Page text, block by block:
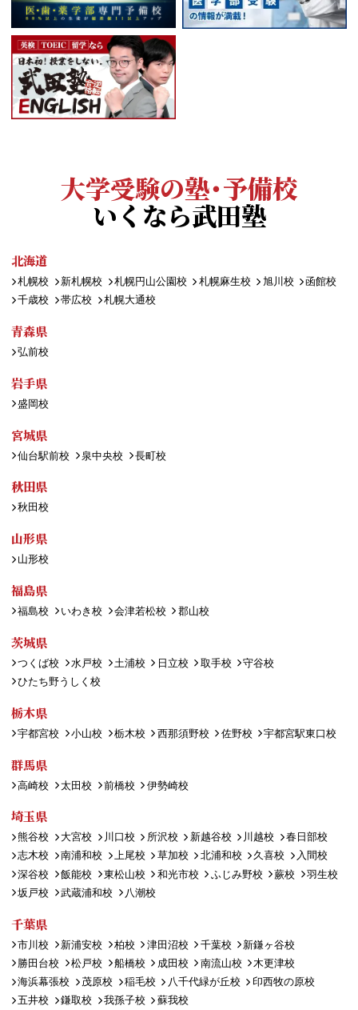
大学受験の塾・予備校
いくなら武田塾
北海道
札幌校 新札幌校 札幌円山公園校 札幌麻生校 旭川校
函館校
千歳校
帯広校 札幌大通校
青森県
弘前校
岩手県
盛岡校
宮城県
仙台駅前校 泉中央校 長町校
秋田県
秋田校
山形県
山形校
福島県
福島校 いわき校 会津若松校 郡山校
茨城県
つくば校 水戸校 土浦校 日立校 取手校
守谷校
ひたち野うしく校
栃木県
宇都宮校 小山校 栃木校 西那須野校 佐野校 宇都宮駅東口校
群馬県
高崎校 太田校 前橋校 伊勢崎校
埼玉県
熊谷校 大宮校 川口校 所沢校 新越谷校 川越校
春日部校
志木校
南浦和校 上尾校 草加校 北浦和校 久喜校
入間校
深谷校
飯能校 東松山校 和光市校 ふじみ野校 蕨校
羽生校
坂戸校
武蔵浦和校 八潮校
千葉県
市川校 新浦安校 柏校 津田沼校 千葉校
新鎌ヶ谷校
勝田台校
松戸校 船橋校 成田校 南流山校
木更津校
海浜幕張校
茂原校 稲毛校 八千代緑が丘校
印西牧の原校
五井校
鎌取校 我孫子校 蘇我校